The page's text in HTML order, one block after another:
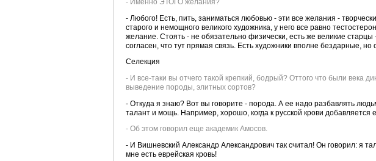
- Любого! Есть, пить, заниматься любовью - эти все желания -
старого и немощного великого художника, у него все равно
желание. Стоять - не обязательно физически, есть же великие
согласен, что тут прямая связь. Есть художники вполне бездарные, но
Селекция
- И все-таки вы отчего такой крепкий, бодрый? Оттого что были века
выведение породы, элитных сортов?
- Откуда я знаю? Вот вы говорите - порода. А ее надо разбавлять
талант и мощь. Например, хорошо, когда к русской крови добавляется
- Об этом говорил еще академик Амосов.
- И Вишневский Александр Александрович так считал! Он говорил: я
мне есть еврейская кровь!